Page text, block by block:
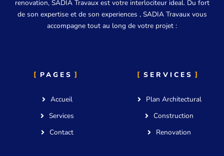
renovation, SADIA Travaux est votre interlociteur ideal. Du fort
de son expertise et de son experiences , SADIA Travaux vous
accompagne tout au long de votre projet :
PAGES
Accueil
Services
Contact
SERVICES
Plan Architectural
Construction
Renovation